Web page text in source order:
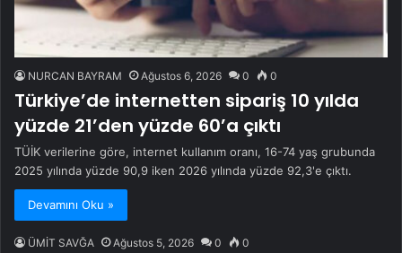
NURCAN BAYRAM Ağustos 6, 2026 0 0
Türkiye’de internetten sipariş 10 yılda
yüzde 21’den yüzde 60’a çıktı
TÜİK verilerine göre, internet kullanım oranı, 16-74 yaş grubunda
2025 yılında yüzde 90,9 iken 2026 yılında yüzde 92,3'e çıktı.
Devamını Oku »
ÜMİT SAVĞA Ağustos 5, 2026 0 0